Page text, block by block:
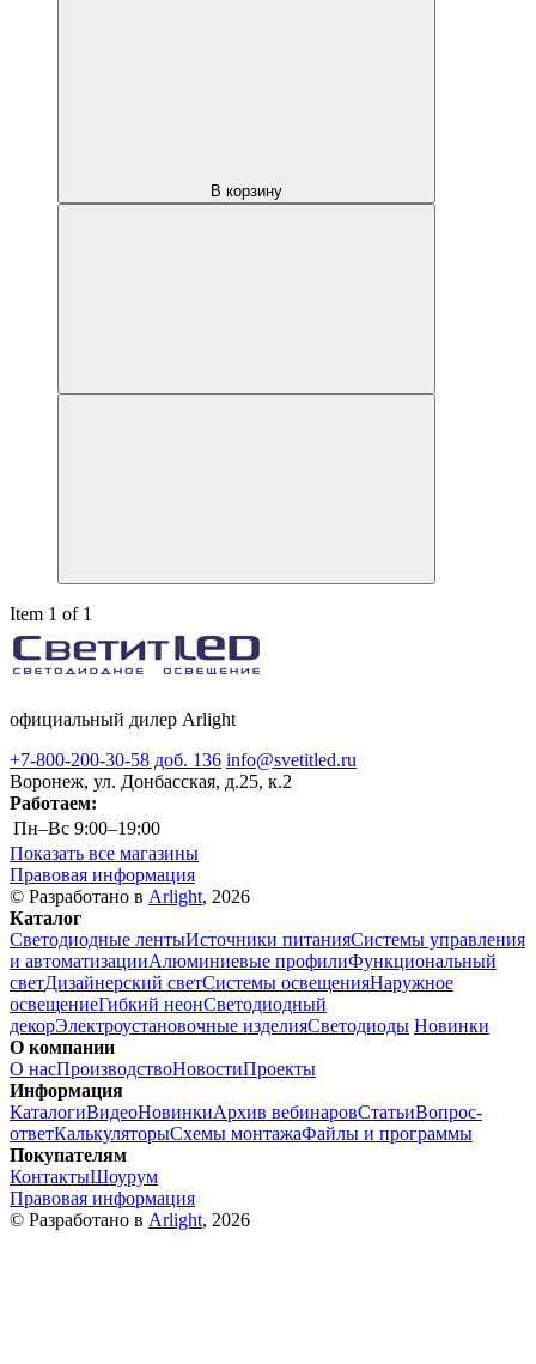
В корзину
Item 1 of 1
официальный дилер Arlight
+7-800-200-30-58 доб. 136 info@svetitled.ru
Воронеж, ул. Донбасская, д.25, к.2
Работаем:
Пн–Вс 9:00–19:00
Показать все магазины
Правовая информация
© Разработано в Arlight, 2026
Каталог
Светодиодные лентыИсточники питанияСистемы управления
и автоматизацииАлюминиевые профилиФункциональный
светДизайнерский светСистемы освещенияНаружное
освещениеГибкий неонСветодиодный
декорЭлектроустановочные изделияСветодиоды Новинки
О компании
О насПроизводствоНовостиПроекты
Информация
КаталогиВидеоНовинкиАрхив вебинаровСтатьиВопрос-
ответКалькуляторыСхемы монтажаФайлы и программы
Покупателям
КонтактыШоурум
Правовая информация
© Разработано в Arlight, 2026